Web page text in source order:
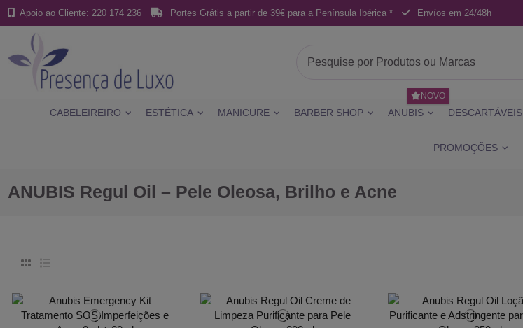
Apoio ao Cliente: 220 174 236 Portes Grátis a partir de 39€ para a Península Ibérica * Envíos em 24/48h
CABELEIREIRO ESTÉTICA MANICURE BARBER SHOP ANUBIS
NOVO
DESCARTÁVEIS
PROMOÇÕES
ANUBIS Regul Oil – Pele Oleosa, Brilho e Acne